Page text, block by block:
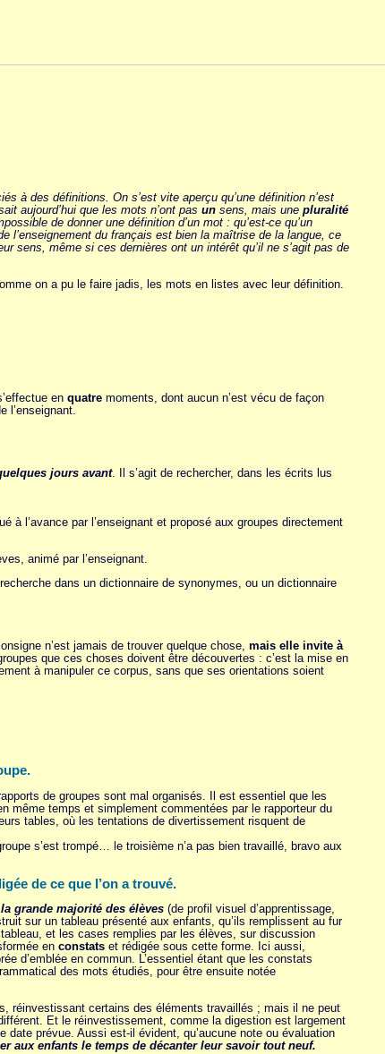
à des définitions. On s’est vite aperçu qu’une définition n’est
aujourd’hui que les mots n’ont pas unsens, mais une pluralité
de donner une définition d’un mot : qu’est-ce qu’un
l’enseignement du français est bien la maîtrise de la langue, ce
sens, même si ces dernières ont un intérêt qu’il ne s’agit pas de
on a pu le faire jadis, les mots en listes avec leur définition.
en quatremoments, dont aucun n’est vécu de façon
jours avant. Il s’agit de rechercher, dans les écrits lus
l’avance par l’enseignant et proposé aux groupes directement
animé par l’enseignant.
dans un dictionnaire de synonymes, ou un dictionnaire
n’est jamais de trouver quelque chose, mais elle invite à
que ces choses doivent être découvertes : c’est la mise en
à manipuler ce corpus, sans que ses orientations soient
de groupes sont mal organisés. Il est essentiel que les
même temps et simplement commentées par le rapporteur du
tables, où les tentations de divertissement risquent de
s’est trompé… le troisième n’a pas bien travaillé, bravo aux
de ce que l’on a trouvé.
grande majorité des élèves (de profil visuel d’apprentissage,
sur un tableau présenté aux enfants, qu’ils remplissent au fur
et les cases remplies par les élèves, sur discussion
en constatset rédigée sous cette forme. Ici aussi,
d’emblée en commun. L’essentiel étant que les constats
des mots étudiés, pour être ensuite notée
réinvestissant certains des éléments travaillés ; mais il ne peut
Et le réinvestissement, comme la digestion est largement
prévue. Aussi est-il évident, qu’aucune note ou évaluation
aux enfants le temps de décanter leur savoir tout neuf.